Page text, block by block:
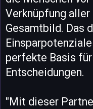
Verknüpfung
Gesamtbild. Das
perfekte Basis
Entscheidungen.
"Mit dieser